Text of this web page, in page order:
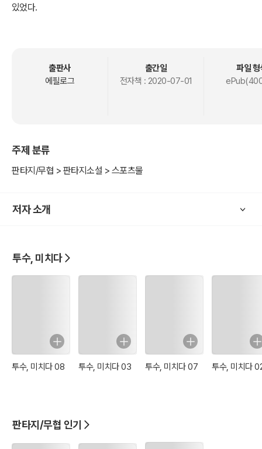
있었다.
출판사
에필로그
출간일
전자책 : 2020-07-01
파일 형
주제 분류
판타지/무협 > 판타지소설 > 스포츠물
저자 소개
투수, 미치다
투수, 미치다 08 투수, 미치다 03 투수, 미치다 07 투수, 미치다
판타지/무협 인기